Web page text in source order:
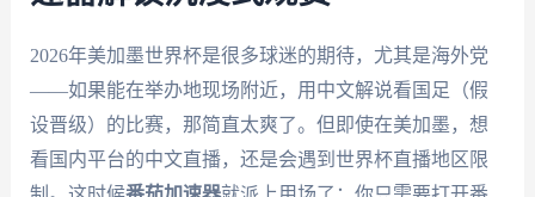
2026年美加墨世界杯是很多球迷的期待，尤其是海外党
——如果能在举办地现场附近，用中文解说看国足（假
设晋级）的比赛，那简直太爽了。但即使在美加墨，想
看国内平台的中文直播，还是会遇到世界杯直播地区限